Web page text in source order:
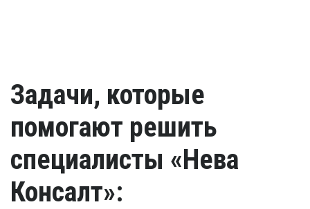
Задачи, которые
помогают решить
специалисты «Нева
Консалт»: